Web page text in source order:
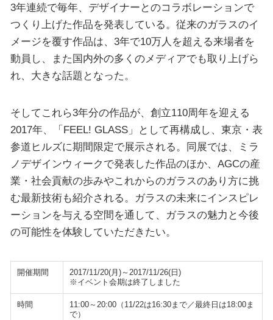
3年連続で毎年、デザイナーとのコラボレーションで
つくり上げた作品を発表している。従来のガラスのイ
メージを覆す作品は、3年で10万人を超える来場者を
動員し、また国内外の多くのメディアでも取り上げら
れ、大きな話題となった。
そしてこれら3年分の作品が、創立110周年を迎える
2017年、「FEEL! GLASS」として再構成し、東京・表
参道ヒルズに期間限定で展示される。同展では、ミラ
ノデザインウィークで発表した作品のほか、AGCの産
業・社会貢献の歩みやこれからのガラスのあり方に挑
む最新技術も紹介される。ガラスの未来にインスピレ
ーションを与える空間を通して、ガラスの魅力と今後
の可能性を体験していただきたい。
開催期間
2017/11/20(月)～2017/11/26(日)
※イベント会期は終了しました
時間
11:00～20:00（11/22は16:30まで／最終日は18:00ま
で）